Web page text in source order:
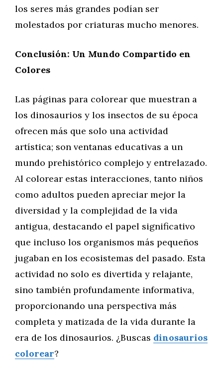
los seres más grandes podían ser
molestados por criaturas mucho menores.
Conclusión: Un Mundo Compartido en
Colores
Las páginas para colorear que muestran a
los dinosaurios y los insectos de su época
ofrecen más que solo una actividad
artística; son ventanas educativas a un
mundo prehistórico complejo y entrelazado.
Al colorear estas interacciones, tanto niños
como adultos pueden apreciar mejor la
diversidad y la complejidad de la vida
antigua, destacando el papel significativo
que incluso los organismos más pequeños
jugaban en los ecosistemas del pasado. Esta
actividad no solo es divertida y relajante,
sino también profundamente informativa,
proporcionando una perspectiva más
completa y matizada de la vida durante la
era de los dinosaurios. ¿Buscas dinosaurios
colorear?